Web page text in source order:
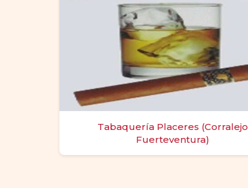
Tabaquería Placeres (Corralejo
Fuerteventura)